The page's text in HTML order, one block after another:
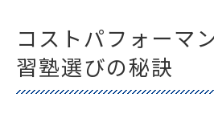
コストパフォーマ
習塾選びの秘訣